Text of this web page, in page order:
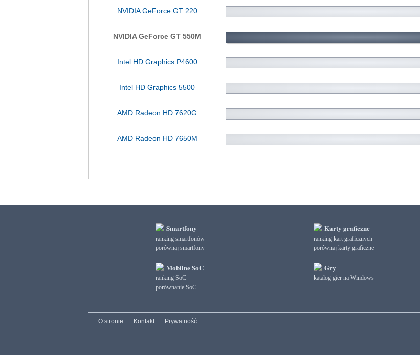
NVIDIA GeForce GT 220
NVIDIA GeForce GT 550M
Intel HD Graphics P4600
Intel HD Graphics 5500
AMD Radeon HD 7620G
AMD Radeon HD 7650M
Smartfony
ranking smartfonów
porównaj smartfony
Mobilne SoC
ranking SoC
porównanie SoC
Karty graficzne
ranking kart graficznych
porównaj karty graficzne
Gry
katalog gier na Windows
O stronie Kontakt Prywatność